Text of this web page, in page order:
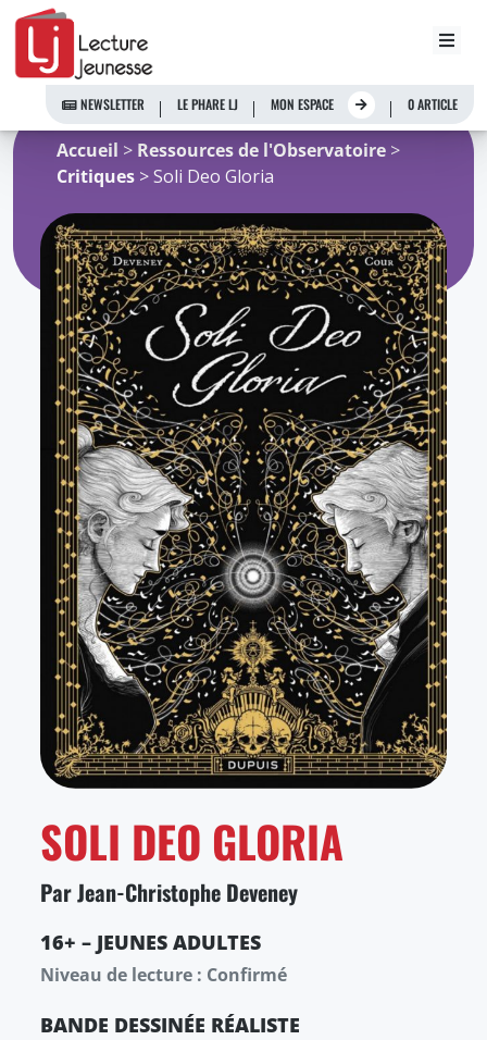
Aller
contenu
NEWSLETTER LE PHARE LJ MON ESPACE 0 ARTICLE
Accueil > Ressources de l'Observatoire >
Critiques > Soli Deo Gloria
SOLI DEO GLORIA
Par Jean-Christophe Deveney
16+ – JEUNES ADULTES
Niveau de lecture : Confirmé
BANDE DESSINÉE RÉALISTE